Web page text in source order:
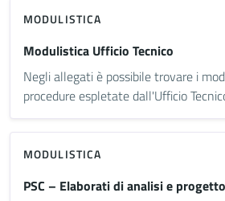
MODULISTICA
Modulistica Ufficio Tecnico
Negli allegati è possibile trovare i
procedure espletate dall'Ufficio
MODULISTICA
PSC – Elaborati di analisi e progetto